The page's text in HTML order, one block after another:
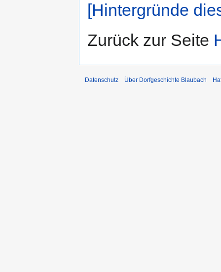
[Hintergründe
Zurück zur Seite
Datenschutz Über Dorfgeschichte Blaubach